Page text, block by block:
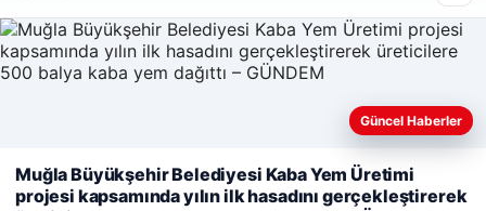
Hastaş Beton
26/05/2026
deneyiminizi kişiselleştirmek ve geliştirmek amacıyla çerezler
kullanıyoruz.Çerez Politikamız
Güncel Haberler
Muğla Büyükşehir Belediyesi Kaba Yem Üretimi
projesi kapsamında yılın ilk hasadını gerçekleştirerek